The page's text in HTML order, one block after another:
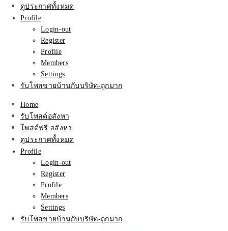
งาน บริํษัทใหญ่ เว็บขาย
บ้าน คุณภาพอันดับ1
SEOขายบ้าน
ดูประกาศทั้งหมด
Profile
Login-out
Register
Profile
Members
Settings
รับโพสขายบ้านกับบริษัท-ถูกมาก
Home
รับโพสต์อสังหา
โพสต์ฟรี อสังหา
ดูประกาศทั้งหมด
Profile
Login-out
Register
Profile
Members
Settings
รับโพสขายบ้านกับบริษัท-ถูกมาก